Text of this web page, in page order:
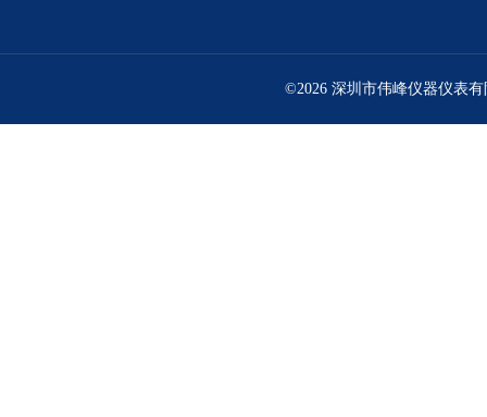
©2026 深圳市伟峰仪器仪表